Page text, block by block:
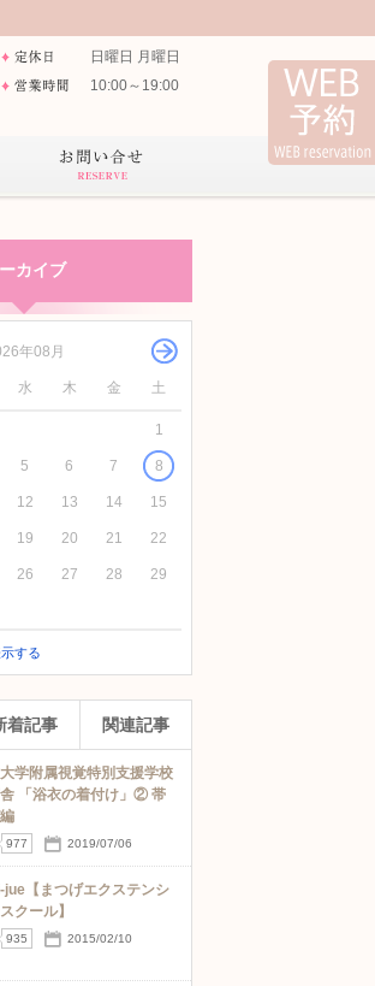
日曜日 月曜日
10:00～19:00
カイブ
年08月
水 木 金 土
1
5 6 7 8
12 13 14 15
19 20 21 22
26 27 28 29
する
着記事 関連記事
学附属視覚特別支援学校
「浴衣の着付け」② 帯
977 2019/07/06
jue【まつげエクステンシ
クール】
935 2015/02/10